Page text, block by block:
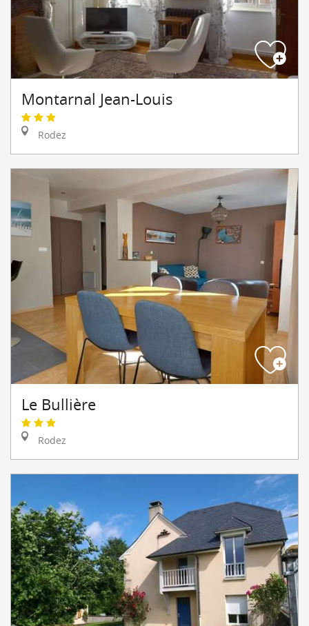
Montarnal Jean-Louis
Rodez
Le Bullière
Rodez